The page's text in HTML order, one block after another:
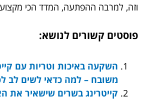
וזה, למרבה ההפתעה, המדד הכי
פוסטים קשורים לנושא:
השקעה באיכות וטריות עם
משובח – למה כדאי לשים לב
קייטרינג בשרים שישאיר את